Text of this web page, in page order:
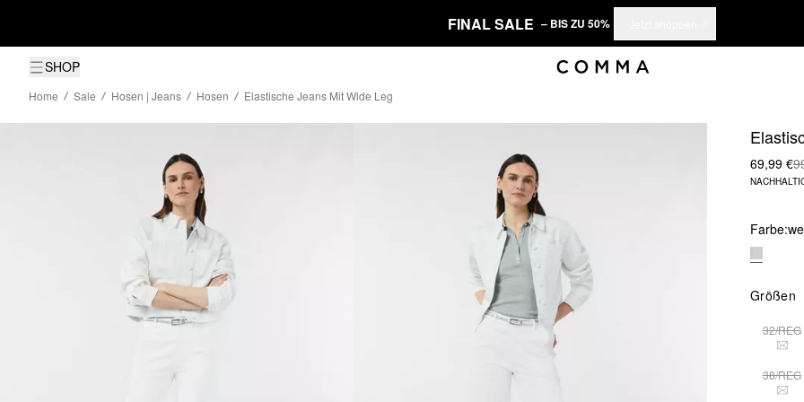
FINAL SALE – BIS ZU 50%
SHOP
Home
Sale Hosen | Jeans Hosen Elastische Jeans Mit Wide Leg
69,99 €
Farbe:
Größen
32/REG
38/REG